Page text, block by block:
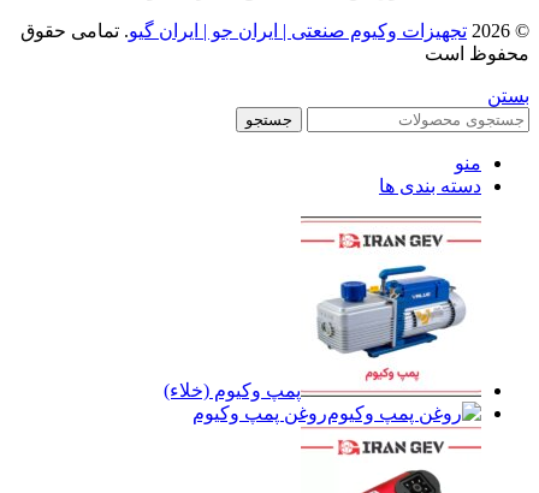
© 2026 تجهیزات وکیوم صنعتی | ایران جو | ایران گیو. تمامی حقوق
محفوظ است
بستن
جستجو
منو
دسته بندی ها
پمپ وکیوم (خلاء)
روغن پمپ وکیوم